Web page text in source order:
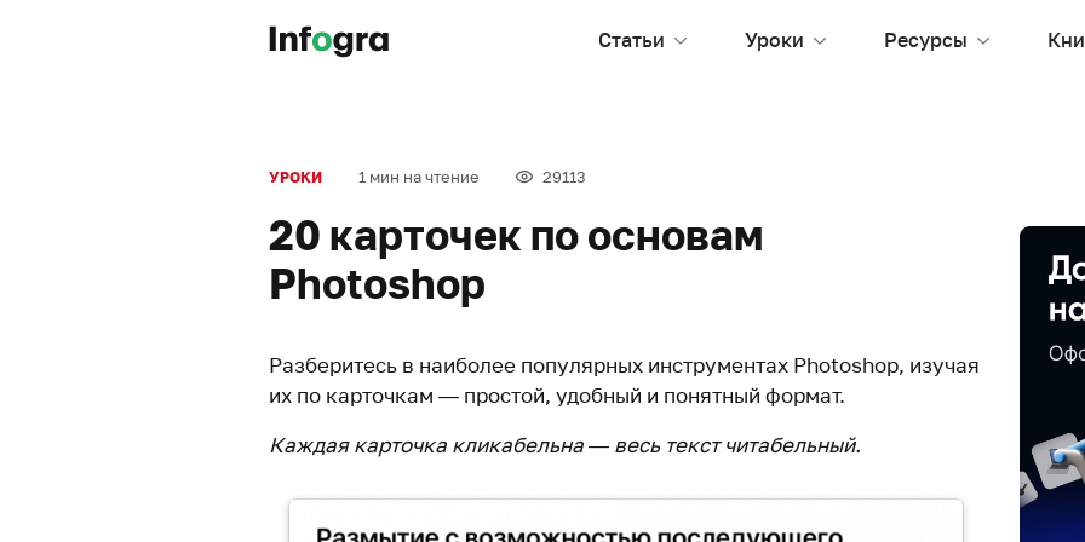
Статьи Уроки Ресурсы
УРОКИ 1 мин на чтение 29113
20 карточек по основам
Photoshop
Разберитесь в наиболее популярных инструментах Photoshop, изучая
их по карточкам — простой, удобный и понятный формат.
Каждая карточка кликабельна — весь текст читабельный.